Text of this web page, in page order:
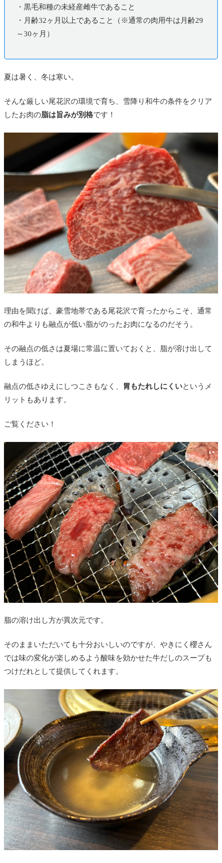
・黒毛和種の未経産雌牛であること
・月齢32ヶ月以上であること（※通常の肉用牛は月齢29
～30ヶ月）
夏は暑く、冬は寒い。
そんな厳しい尾花沢の環境で育ち、雪降り和牛の条件をクリア
したお肉の脂は旨みが別格です！
理由を聞けば、豪雪地帯である尾花沢で育ったからこそ、通常
の和牛よりも融点が低い脂がのったお肉になるのだそう。
その融点の低さは夏場に常温に置いておくと、脂が溶け出して
しまうほど。
融点の低さゆえにしつこさもなく、 胃もたれしにくいというメ
リットもあります。
ご覧ください！
脂の溶け出し方が異次元です。
そのままいただいても十分おいしいのですが、やきにく櫻さん
では味の変化が楽しめるよう酸味を効かせた牛だしのスープも
つけだれとして提供してくれます。